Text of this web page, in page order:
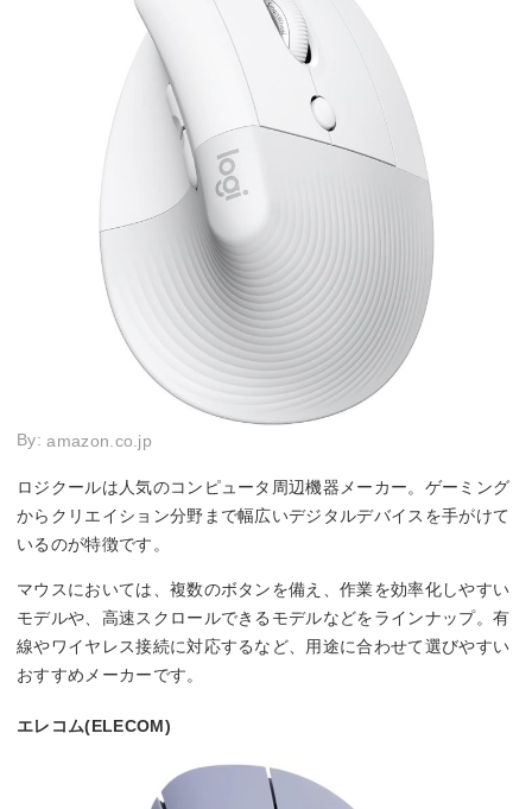
By:amazon.co.jp
ロジクールは人気のコンピュータ周辺機器メーカー。ゲーミング
からクリエイション分野まで幅広いデジタルデバイスを手がけて
いるのが特徴です。
マウスにおいては、複数のボタンを備え、作業を効率化しやすい
モデルや、高速スクロールできるモデルなどをラインナップ。有
線やワイヤレス接続に対応するなど、用途に合わせて選びやすい
おすすめメーカーです。
エレコム(ELECOM)